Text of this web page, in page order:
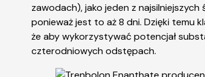
zawodach), jako jeden z
ponieważ jest to aż 8 dni. Dzięki temu
że aby wykorzystywać potencjał
czterodniowych odstępach.